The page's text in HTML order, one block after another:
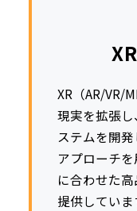
XR（AR/VR/
現実を拡張
ステムを開
アプローチ
に合わせた
提供していま